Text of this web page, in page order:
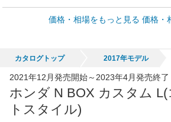
車買取価格 *
45,550円
*当該価格は車種別の価格となります。
価格・相場をもっと見る 価格・
カタログトップ 2017年モデル
2021年12月発売開始～2023年4月発売終了
ホンダ N BOX カスタム
トスタイル)